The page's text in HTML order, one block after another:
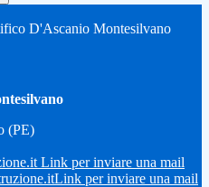
D'Ascanio Montesilvano
(PE)
Link per inviare una mail
Link per inviare una mail